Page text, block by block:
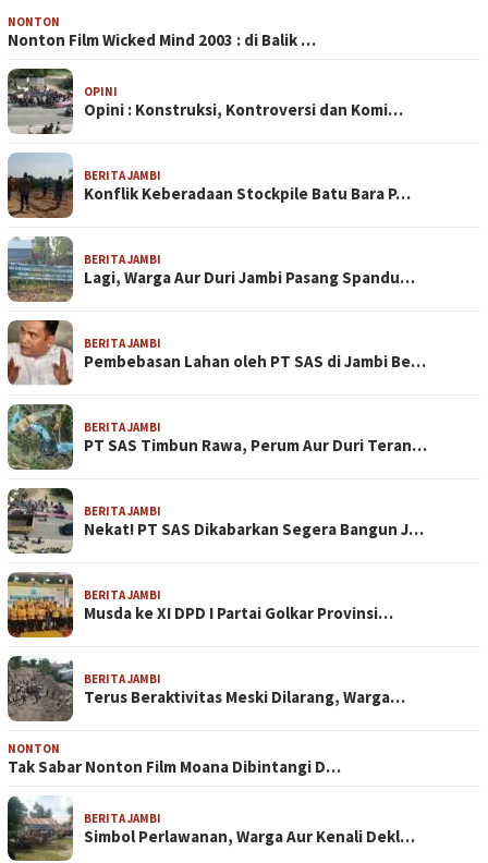
NONTON
Nonton Film Wicked Mind 2003 : di Balik …
OPINI
Opini : Konstruksi, Kontroversi dan Komi…
BERITA JAMBI
Konflik Keberadaan Stockpile Batu Bara P…
BERITA JAMBI
Lagi, Warga Aur Duri Jambi Pasang Spandu…
BERITA JAMBI
Pembebasan Lahan oleh PT SAS di Jambi Be…
BERITA JAMBI
PT SAS Timbun Rawa, Perum Aur Duri Teran…
BERITA JAMBI
Nekat! PT SAS Dikabarkan Segera Bangun J…
BERITA JAMBI
Musda ke XI DPD I Partai Golkar Provinsi…
BERITA JAMBI
Terus Beraktivitas Meski Dilarang, Warga…
NONTON
Tak Sabar Nonton Film Moana Dibintangi D…
BERITA JAMBI
Simbol Perlawanan, Warga Aur Kenali Dekl…